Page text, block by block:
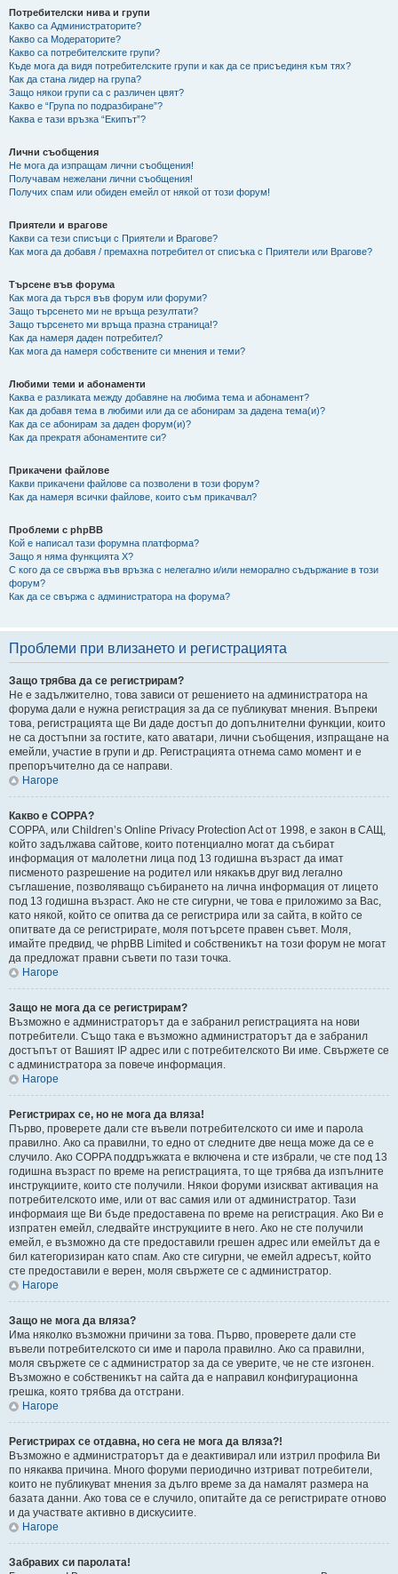
Потребителски нива и групи
Какво са Администраторите?
Какво са Модераторите?
Какво са потребителските групи?
Къде мога да видя потребителските групи и как да се присъединя към тях?
Как да стана лидер на група?
Защо някои групи са с различен цвят?
Какво е “Група по подразбиране”?
Каква е тази връзка “Екипът”?
Лични съобщения
Не мога да изпращам лични съобщения!
Получавам нежелани лични съобщения!
Получих спам или обиден емейл от някой от този форум!
Приятели и врагове
Какви са тези списъци с Приятели и Врагове?
Как мога да добавя / премахна потребител от списъка с Приятели или Врагове?
Търсене във форума
Как мога да търся във форум или форуми?
Защо търсенето ми не връща резултати?
Защо търсенето ми връща празна страница!?
Как да намеря даден потребител?
Как мога да намеря собствените си мнения и теми?
Любими теми и абонаменти
Каква е разликата между добавяне на любима тема и абонамент?
Как да добавя тема в любими или да се абонирам за дадена тема(и)?
Как да се абонирам за даден форум(и)?
Как да прекратя абонаментите си?
Прикачени файлове
Какви прикачени файлове са позволени в този форум?
Как да намеря всички файлове, които съм прикачвал?
Проблеми с phpBB
Кой е написал тази форумна платформа?
Защо я няма функцията X?
С кого да се свържа във връзка с нелегално и/или неморално съдържание в този
форум?
Как да се свържа с администратора на форума?
Проблеми при влизането и регистрацията
Защо трябва да се регистрирам?
Не е задължително, това зависи от решението на администратора на
форума дали е нужна регистрация за да се публикуват мнения. Въпреки
това, регистрацията ще Ви даде достъп до допълнителни функции, които
не са достъпни за гостите, като аватари, лични съобщения, изпращане на
емейли, участие в групи и др. Регистрацията отнема само момент и е
препоръчително да се направи.
Нагоре
Какво е COPPA?
COPPA, или Children’s Online Privacy Protection Act от 1998, е закон в САЩ,
който задължава сайтове, които потенциално могат да събират
информация от малолетни лица под 13 годишна възраст да имат
писменото разрешение на родител или някакъв друг вид легално
съглашение, позволяващо събирането на лична информация от лицето
под 13 годишна възраст. Ако не сте сигурни, че това е приложимо за Вас,
като някой, който се опитва да се регистрира или за сайта, в който се
опитвате да се регистрирате, моля потърсете правен съвет. Моля,
имайте предвид, че phpBB Limited и собственикът на този форум не могат
да предложат правни съвети по тази точка.
Нагоре
Защо не мога да се регистрирам?
Възможно е администраторът да е забранил регистрацията на нови
потребители. Също така е възможно администраторът да е забранил
достъпът от Вашият IP адрес или с потребителското Ви име. Свържете се
с администратора за повече информация.
Нагоре
Регистрирах се, но не мога да вляза!
Първо, проверете дали сте въвели потребителското си име и парола
правилно. Ако са правилни, то едно от следните две неща може да се е
случило. Ако COPPA поддръжката е включена и сте избрали, че сте под 13
годишна възраст по време на регистрацията, то ще трябва да изпълните
инструкциите, които сте получили. Някои форуми изискват активация на
потребителското име, или от вас самия или от администратор. Тази
информаия ще Ви бъде предоставена по време на регистрация. Ако Ви е
изпратен емейл, следвайте инструкциите в него. Ако не сте получили
емейл, е възможно да сте предоставили грешен адрес или емейлът да е
бил категоризиран като спам. Ако сте сигурни, че емейл адресът, който
сте предоставили е верен, моля свържете се с администратор.
Нагоре
Защо не мога да вляза?
Има няколко възможни причини за това. Първо, проверете дали сте
въвели потребителското си име и парола правилно. Ако са правилни,
моля свържете се с администратор за да се уверите, че не сте изгонен.
Възможно е собственикът на сайта да е направил конфигурационна
грешка, която трябва да отстрани.
Нагоре
Регистрирах се отдавна, но сега не мога да вляза?!
Възможно е администраторът да е деактивирал или изтрил профила Ви
по някаква причина. Много форуми периодично изтриват потребители,
които не публикуват мнения за дълго време за да намалят размера на
базата данни. Ако това се е случило, опитайте да се регистрирате отново
и да участвате активно в дискусиите.
Нагоре
Забравих си паролата!